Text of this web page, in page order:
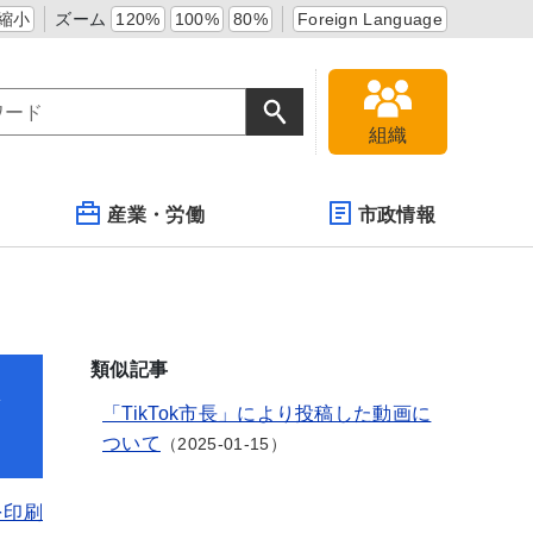
小 ズーム 120% 100% 80% Foreign Language
組織
産業・労働 市政情報
刷
類似記事
「TikTok市長」により投稿した動画に
ついて
2025-01-15